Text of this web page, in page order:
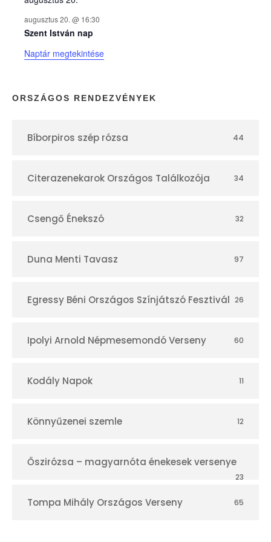
k
n
a
p
r
augusztus 20. @ 16:30
Szent István nap
Naptár megtekintése
ORSZÁGOS RENDEZVÉNYEK
Bíborpiros szép rózsa 44
Citerazenekarok Országos Találkozója 34
Csengő Énekszó 32
Duna Menti Tavasz 97
Egressy Béni Országos Színjátszó Fesztivál 26
Ipolyi Arnold Népmesemondó Verseny 60
Kodály Napok 11
Könnyűzenei szemle 12
Őszirózsa – magyarnóta énekesek versenye
23
Tompa Mihály Országos Verseny 65